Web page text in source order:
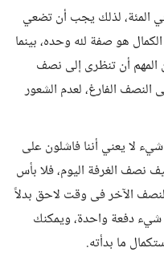
المئة، لذلك يجب أن تضعي
هو صفة لله وحده، بينما
أن تنظرى إلى نصف
النصف الفارغ، لعدم الشعور
لا يعني أننا فاشلون على
نصف الغرفة اليوم، فلا بأس
الآخر فى وقت لاحق بدلاً
شيء دفعة واحدة، ويمكنك
ما بدأته.